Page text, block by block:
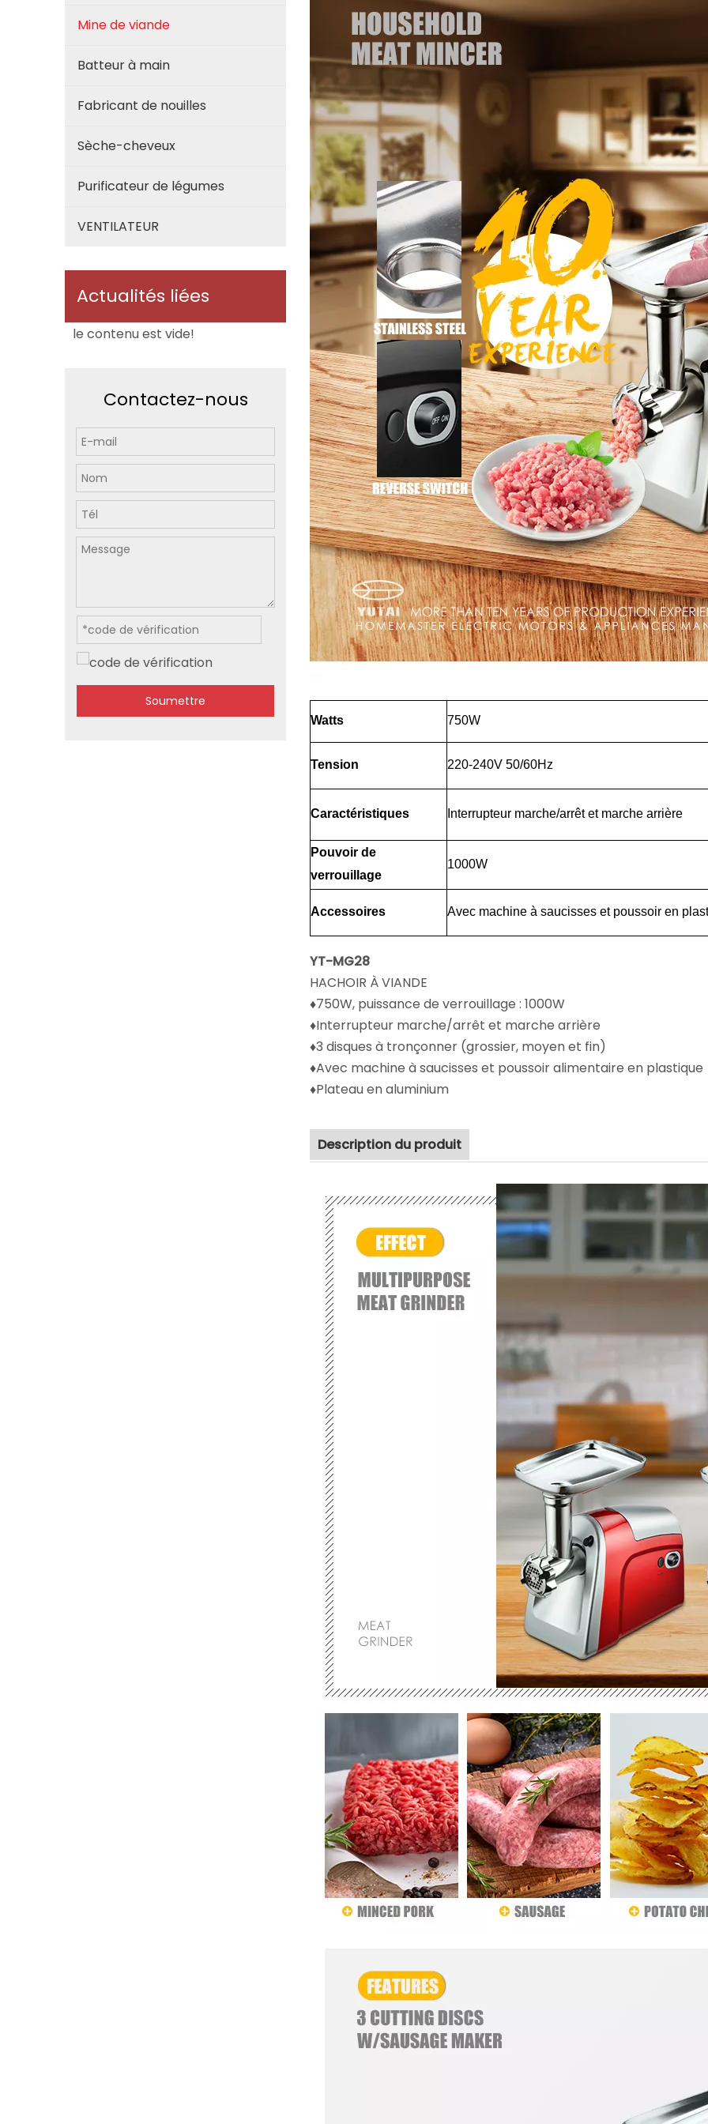
Mine de viande
Batteur à main
Fabricant de nouilles
Sèche-cheveux
Purificateur de légumes
VENTILATEUR
Actualités liées
le contenu est vide!
Contactez-nous
Soumettre
Watts 750W
Tension 220-240V 50/60Hz
Caractéristiques Interrupteur marche/arrêt et marche arrière
Pouvoir de
verrouillage
1000W
Accessoires Avec machine à saucisses et poussoir en
YT-MG28
HACHOIR À VIANDE
♦750W, puissance de verrouillage : 1000W
♦Interrupteur marche/arrêt et marche arrière
♦3 disques à tronçonner (grossier, moyen et fin)
♦Avec machine à saucisses et poussoir alimentaire en plastique
♦Plateau en aluminium
Description du produit